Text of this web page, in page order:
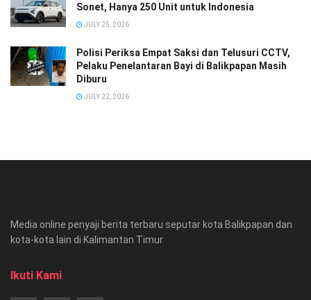
Sonet, Hanya 250 Unit untuk Indonesia
JULY 25, 2026
Polisi Periksa Empat Saksi dan Telusuri CCTV,
Pelaku Penelantaran Bayi di Balikpapan Masih
Diburu
JULY 22, 2026
Media online penyaji berita terbaru seputar kota Balikpapan dan
kota-kota lain di Kalimantan Timur
Ikuti Kami